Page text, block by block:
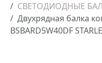
СВЕТОДИОДНЫЕ
Двухрядная балка
BSBARD5W40DF